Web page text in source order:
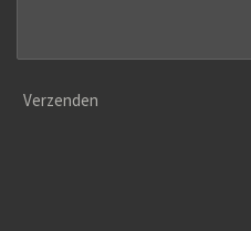
Verzenden